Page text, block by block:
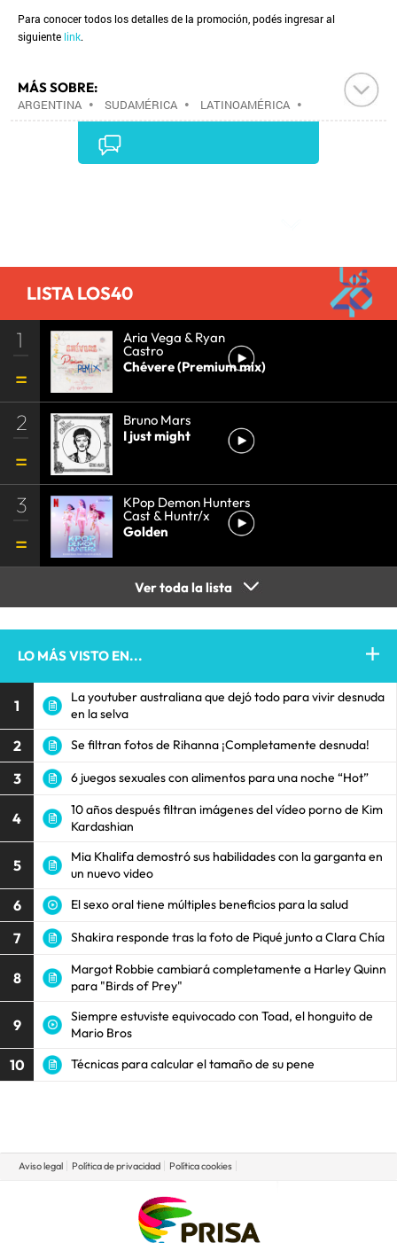
Para conocer todos los detalles de la promoción, podés ingresar al
siguiente link.
MÁS SOBRE:
ARGENTINA • SUDAMÉRICA • LATINOAMÉRICA •
•
LISTA LOS40
1 Aria Vega & Ryan
Castro
Chévere (Premium mix)
2
Bruno Mars
I just might
3 KPop Demon Hunters
Cast & Huntr/x
Golden
Ver toda la lista
LO MÁS VISTO EN...
1
La youtuber australiana que dejó todo para vivir desnuda
en la selva
2 Se filtran fotos de Rihanna ¡Completamente desnuda!
3 6 juegos sexuales con alimentos para una noche “Hot”
4
10 años después filtran imágenes del vídeo porno de Kim
Kardashian
5
Mia Khalifa demostró sus habilidades con la garganta en
un nuevo video
6 El sexo oral tiene múltiples beneficios para la salud
7 Shakira responde tras la foto de Piqué junto a Clara Chía
8
Margot Robbie cambiará completamente a Harley Quinn
para "Birds of Prey"
9
Siempre estuviste equivocado con Toad, el honguito de
Mario Bros
10 Técnicas para calcular el tamaño de su pene
Aviso legal Política de privacidad Política cookies